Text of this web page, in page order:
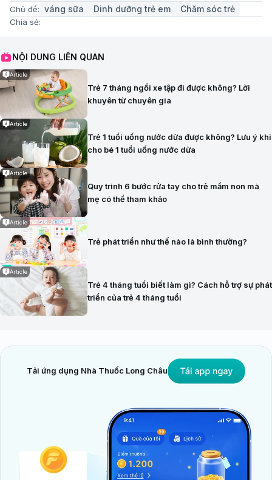
Chủ đề: váng sữa Dinh dưỡng trẻ em Chăm sóc trẻ
Chia sẻ:
NỘI DUNG LIÊN QUAN
Article
Trẻ 7 tháng ngồi xe tập đi được không? Lời
khuyên từ chuyên gia
Article
Trẻ 1 tuổi uống nước dừa được không? Lưu ý khi
cho bé 1 tuổi uống nước dừa
Article
Quy trình 6 bước rửa tay cho trẻ mầm non mà
mẹ có thể tham khảo
Article
Trẻ phát triển như thế nào là bình thường?
Article
Trẻ 4 tháng tuổi biết làm gì? Cách hỗ trợ sự phát
triển của trẻ 4 tháng tuổi
Tải ứng dụng Nhà Thuốc Long Châu